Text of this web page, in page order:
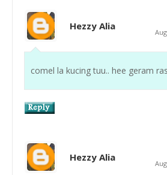
Hezzy Alia
comel la kucing tuu.. hee geram
Hezzy Alia